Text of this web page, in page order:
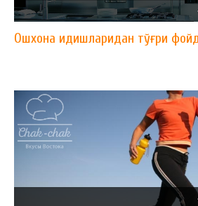
Ошхона идишларидан тўғри